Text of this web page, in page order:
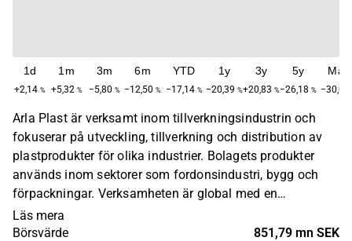
1d
+2,14 %
1m
+5,32 %
3m
−5,80 %
6m
−12,50 %
YTD
−17,14 %
1y
−20,39 %
3y
+20,83 %
5y
−26,18 %
Max
−30,00
Arla Plast är verksamt inom tillverkningsindustrin och
fokuserar på utveckling, tillverkning och distribution av
plastprodukter för olika industrier. Bolagets produkter
används inom sektorer som fordonsindustri, bygg och
förpackningar. Verksamheten är global med en
huvudsaklig närvaro i Europa, Nordamerika och Asien.
Arla Plast grundades år 1969 och har sitt huvudkontor i
Läs mera
Börsvärde
851,79 mn SEK